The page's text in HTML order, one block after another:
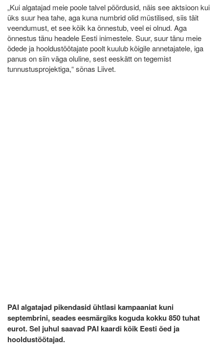
„Kui algatajad meie poole talvel pöördusid, näis see aktsioon kui
üks suur hea tahe, aga kuna numbrid olid müstilised, siis täit
veendumust, et see kõik ka õnnestub, veel ei olnud. Aga
õnnestus tänu headele Eesti inimestele. Suur, suur tänu meie
õdede ja hooldustöötajate poolt kuulub kõigile annetajatele, iga
panus on siin väga oluline, sest eeskätt on tegemist
tunnustusprojektiga,“ sõnas Liivet.
PAI algatajad pikendasid ühtlasi kampaaniat kuni
septembrini, seades eesmärgiks koguda kokku 850 tuhat
eurot. Sel juhul saavad PAI kaardi kõik Eesti õed ja
hooldustöötajad.